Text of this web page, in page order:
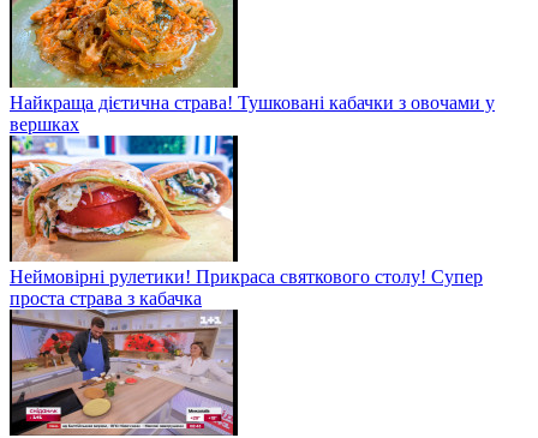
Найкраща дієтична страва! Тушковані кабачки з овочами у
вершках
Неймовірні рулетики! Прикраса святкового столу! Супер
проста страва з кабачка